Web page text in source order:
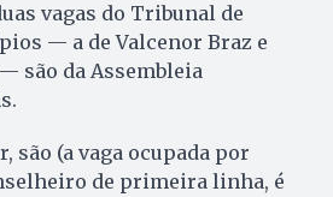
vagas do Tribunal de
— a de Valcenor Braz e
são da Assembleia
são (a vaga ocupada por
de primeira linha, é